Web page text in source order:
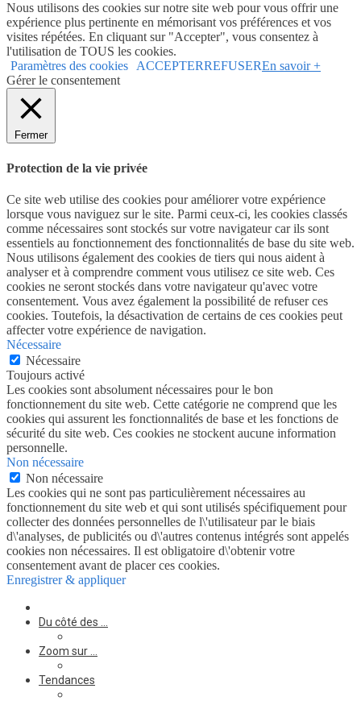
Nous utilisons des cookies sur notre site web pour vous offrir une
expérience plus pertinente en mémorisant vos préférences et vos
visites répétées. En cliquant sur "Accepter", vous consentez à
l'utilisation de TOUS les cookies.
Paramètres des cookies ACCEPTERREFUSEREn savoir +
Gérer le consentement
Fermer
Protection de la vie privée
Ce site web utilise des cookies pour améliorer votre expérience
lorsque vous naviguez sur le site. Parmi ceux-ci, les cookies classés
comme nécessaires sont stockés sur votre navigateur car ils sont
essentiels au fonctionnement des fonctionnalités de base du site web.
Nous utilisons également des cookies de tiers qui nous aident à
analyser et à comprendre comment vous utilisez ce site web. Ces
cookies ne seront stockés dans votre navigateur qu'avec votre
consentement. Vous avez également la possibilité de refuser ces
cookies. Toutefois, la désactivation de certains de ces cookies peut
affecter votre expérience de navigation.
Nécessaire
Nécessaire
Toujours activé
Les cookies sont absolument nécessaires pour le bon
fonctionnement du site web. Cette catégorie ne comprend que les
cookies qui assurent les fonctionnalités de base et les fonctions de
sécurité du site web. Ces cookies ne stockent aucune information
personnelle.
Non nécessaire
Non nécessaire
Les cookies qui ne sont pas particulièrement nécessaires au
fonctionnement du site web et qui sont utilisés spécifiquement pour
collecter des données personnelles de l\'utilisateur par le biais
d\'analyses, de publicités ou d\'autres contenus intégrés sont appelés
cookies non nécessaires. Il est obligatoire d\'obtenir votre
consentement avant de placer ces cookies.
Enregistrer & appliquer
Du côté des …
Zoom sur …
Tendances